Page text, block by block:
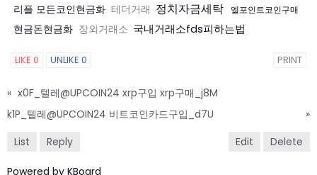
리플 모든코인현금화 테더거래 정치자금세탁 엘포인트코인구매
현금돈현금화 장외거래소 국내거래소fds피하는법
LIKE 0 UNLIKE 0 PRINT
« x0F_텔레@UPCOIN24 xrp구입 xrp구매_j8M
k1P_텔레@UPCOIN24 비트코인카드구입_d7U
»
List
Reply Edit Delete
Powered by KBoard